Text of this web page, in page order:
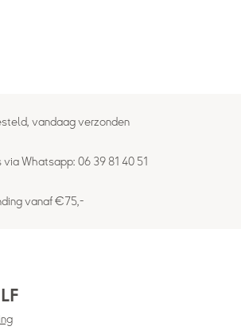
vandaag verzonden
Whatsapp: 06 39 81 40 51
vanaf €75,-